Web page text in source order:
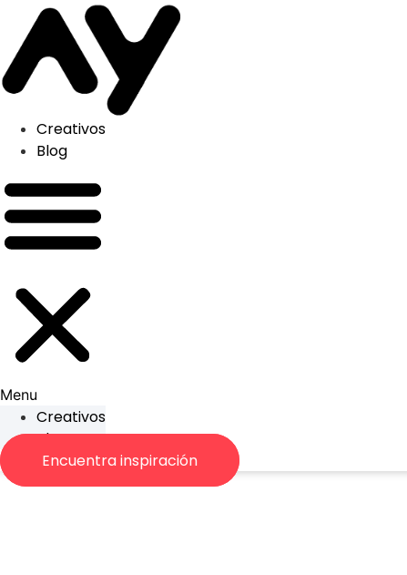
content
Creativos
Blog
Menu
Creativos
Blog
Encuentra inspiración